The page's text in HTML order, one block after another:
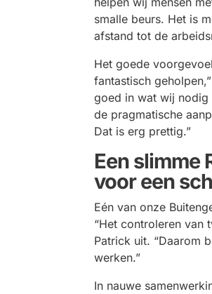
smalle beurs. Het is
afstand tot de
Het goede
fantastisch
goed in wat wij nodig
de pragmatische
Dat is erg prettig.”
Een slimme
voor een
Eén van onze
“Het controleren van
Patrick uit. “Daarom
werken.”
In nauwe